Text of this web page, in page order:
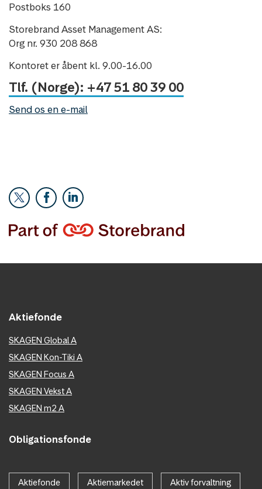
Postboks 160
Storebrand Asset Management AS:
Org nr. 930 208 868
Kontoret er åbent kl. 9.00-16.00
Tlf. (Norge): +47 51 80 39 00
Send os en e-mail
Aktiefonde
SKAGEN Global A
SKAGEN Kon-Tiki A
SKAGEN Focus A
SKAGEN Vekst A
SKAGEN m2 A
Obligationsfonde
Aktiefonde Aktiemarkedet Aktiv forvaltning